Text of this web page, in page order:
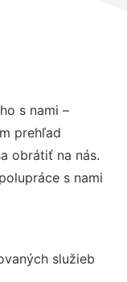
s nami –
prehľad
obrátiť na nás.
s nami
služieb